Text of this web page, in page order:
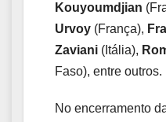
Kouyoumdjian
Urvoy (França),
Zaviani (Itália),
Faso), entre outros.
No encerramento